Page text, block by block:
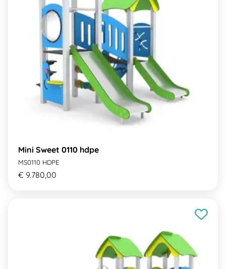
Mini Sweet 0110 hdpe
MS0110 HDPE
€ 9.780,00